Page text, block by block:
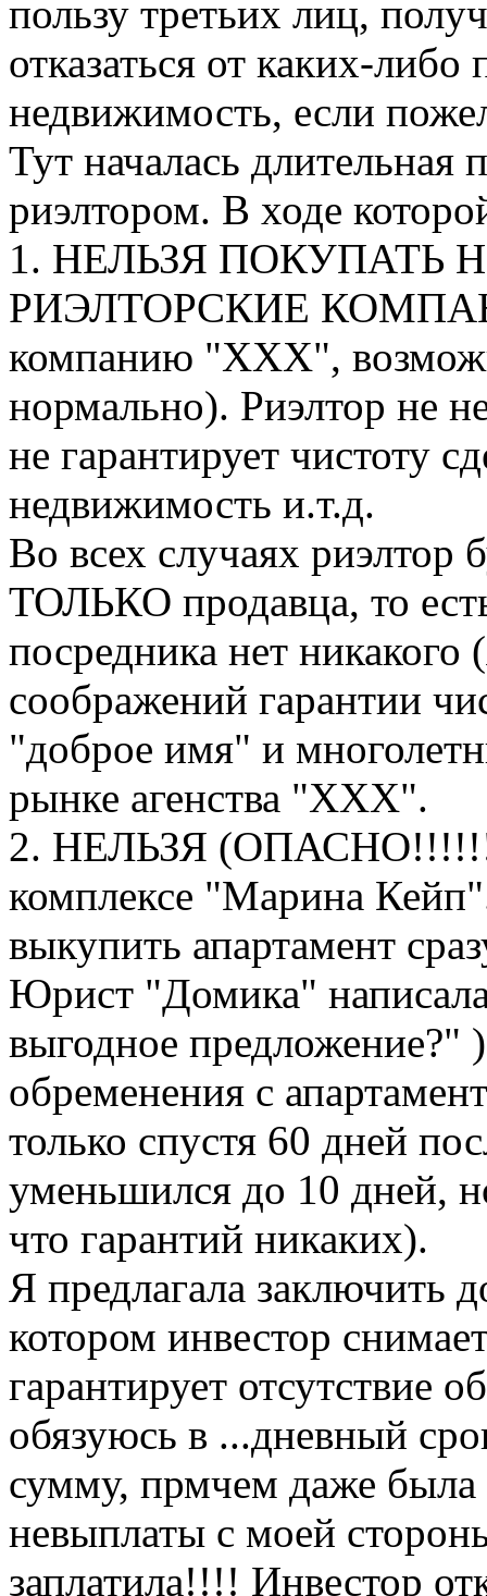
пользу третьих лиц,
отказаться от каких-
недвижимость, если
Тут началась длительная
риэлтором. В ходе
1. НЕЛЬЗЯ ПОКУПАТЬ
РИЭЛТОРСКИЕ
компанию "ХХХ",
нормально). Риэлтор не
не гарантирует чистоту
недвижимость и.т.д.
Во всех случаях риэлтор
ТОЛЬКО продавца, то
посредника нет никакого
соображений гарантии
"доброе имя" и
рынке агенства "ХХХ".
2. НЕЛЬЗЯ (ОПАСНО!!!!!!)
комплексе "Марина
выкупить апартамент
Юрист "Домика"
выгодное предложение?"
обременения с
только спустя 60 дней
уменьшился до 10 дней,
что гарантий никаких).
Я предлагала заключить
котором инвестор
гарантирует отсутствие
обязуюсь в ...дневный
сумму, прмчем даже была
невыплаты с моей
заплатила!!!! Инвестор